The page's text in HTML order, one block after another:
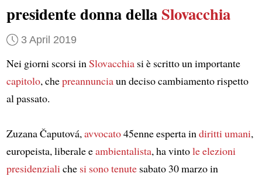
presidente donna della Slovacchia
3 April 2019
Nei giorni scorsi inSlovacchiasi è scritto un importante
capitolo, chepreannunciaun deciso cambiamento rispetto
al passato.
Zuzana Čaputová,avvocato45enne esperta indiritti umani,
europeista, liberale eambientalista, ha vintole elezioni
presidenzialiche si sono tenutesabato 30 marzo in